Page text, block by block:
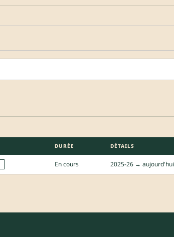
DURÉE DÉTAILS
En cours 2025-26 → aujourd'hui